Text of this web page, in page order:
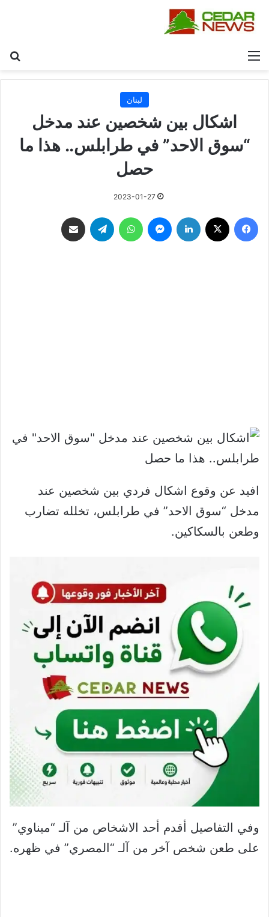
القائمة
لبنان
اشكال بين شخصين عند مدخل
“سوق الاحد” في طرابلس.. هذا ما
حصل
2023-01-27
فيسبوك لينكدإن ماسنجر واتساب تيلقرام
افيد عن وقوع اشكال فردي بين شخصين عند
مدخل “سوق الاحد” في طرابلس، تخلله تضارب
وطعن بالسكاكين.
وفي التفاصيل أقدم أحد الاشخاص من آلـ “ميناوي”
على طعن شخص آخر من آلـ “المصري” في ظهره.